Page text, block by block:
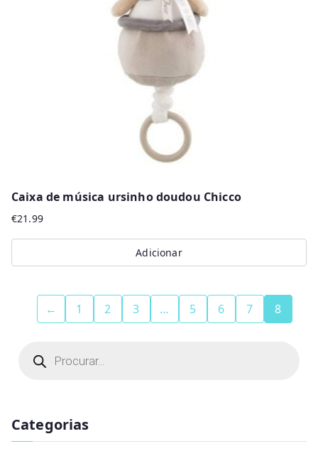
Caixa de música ursinho doudou Chicco
€21.99
Adicionar
← 1 2 3 … 5 6 7 8
s
s
Categorias